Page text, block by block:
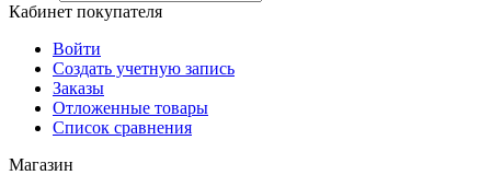
Кабинет покупателя
Войти
Создать учетную запись
Заказы
Отложенные товары
Список сравнения
Магазин